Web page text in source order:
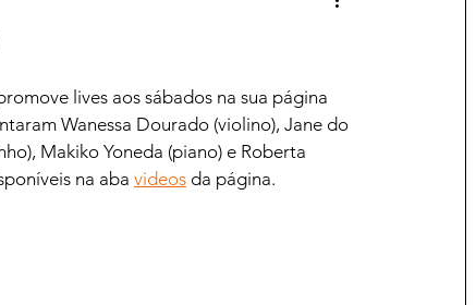
lives aos sábados na sua página
Wanessa Dourado (violino), Jane do
Makiko Yoneda (piano) e Roberta
na aba videos da página.